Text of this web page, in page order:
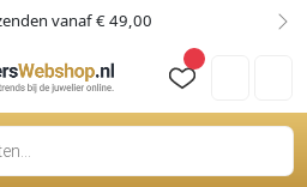
vanaf € 49,00